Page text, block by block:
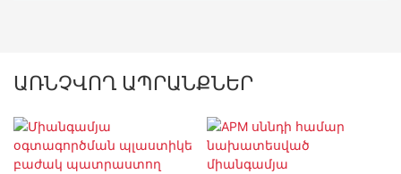
ԱՌՆՉՎՈՂ ԱՊՐԱՆՔՆԵՐ